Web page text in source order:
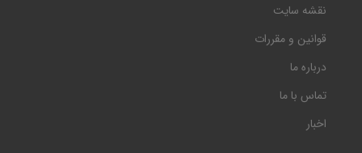
نقشه سایت
قوانین و مقررات
درباره ما
تماس با ما
اخبار